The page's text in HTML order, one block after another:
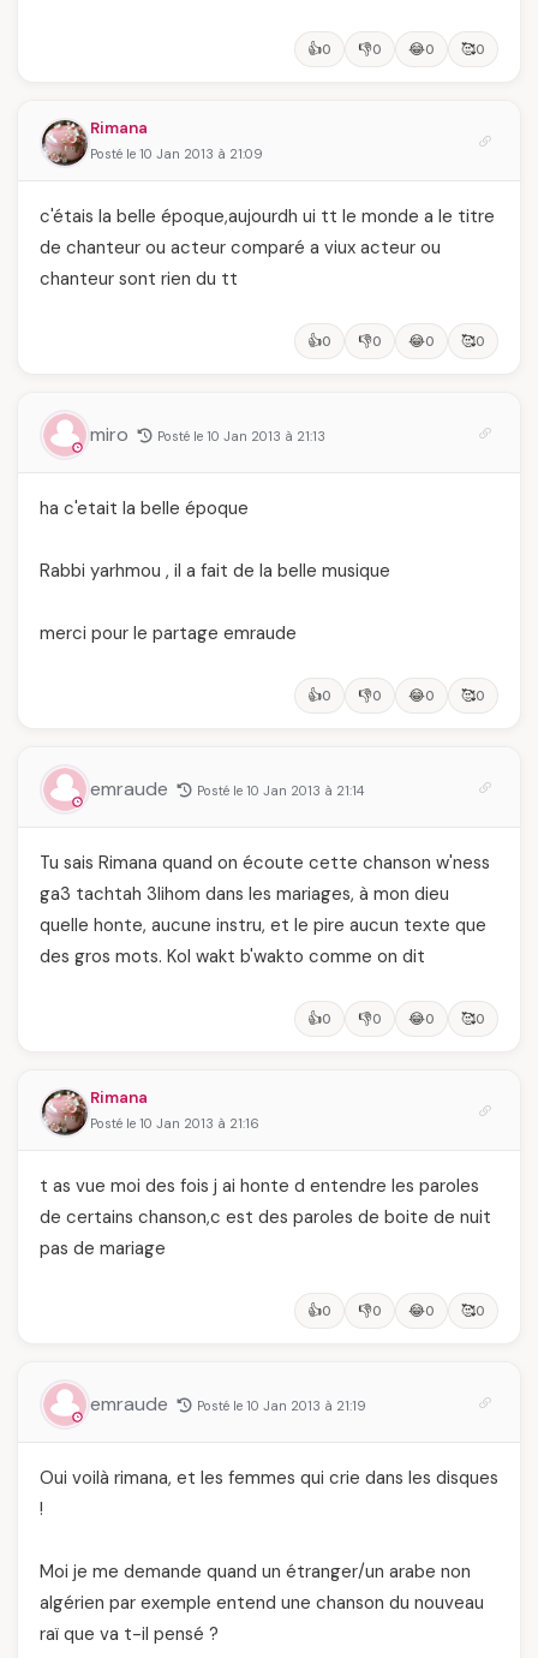
👍0 👎0 😂0 🥰0
Rimana
Posté le 10 Jan 2013 à 21:09
c'étais la belle époque,aujourdh ui tt le monde a le titre
de chanteur ou acteur comparé a viux acteur ou
chanteur sont rien du tt
👍0 👎0 😂0 🥰0
miro Posté le 10 Jan 2013 à 21:13
ha c'etait la belle époque
Rabbi yarhmou , il a fait de la belle musique
merci pour le partage emraude
👍0 👎0 😂0 🥰0
emraude Posté le 10 Jan 2013 à 21:14
Tu sais Rimana quand on écoute cette chanson w'ness
ga3 tachtah 3lihom dans les mariages, à mon dieu
quelle honte, aucune instru, et le pire aucun texte que
des gros mots. Kol wakt b'wakto comme on dit
👍0 👎0 😂0 🥰0
Rimana
Posté le 10 Jan 2013 à 21:16
t as vue moi des fois j ai honte d entendre les paroles
de certains chanson,c est des paroles de boite de nuit
pas de mariage
👍0 👎0 😂0 🥰0
emraude Posté le 10 Jan 2013 à 21:19
Oui voilà rimana, et les femmes qui crie dans les disques
!
Moi je me demande quand un étranger/un arabe non
algérien par exemple entend une chanson du nouveau
raï que va t-il pensé ?